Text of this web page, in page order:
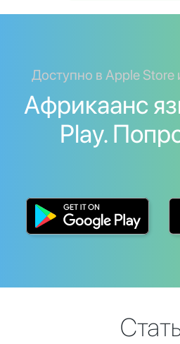
Доступно в Apple Store
Африкаанс
Play.